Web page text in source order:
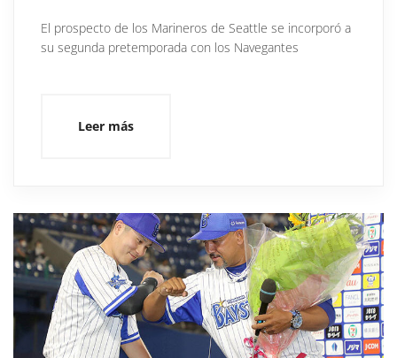
El prospecto de los Marineros de Seattle se incorporó a
su segunda pretemporada con los Navegantes
Leer más